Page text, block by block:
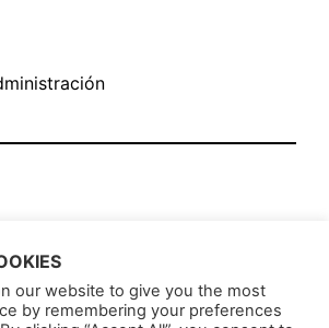
our website to give you the most
by remembering your preferences